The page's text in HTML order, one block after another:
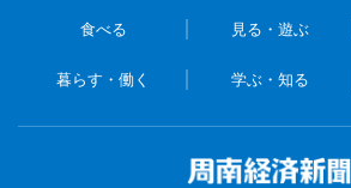
食べる 見る・遊ぶ
暮らす・働く 学ぶ・知る